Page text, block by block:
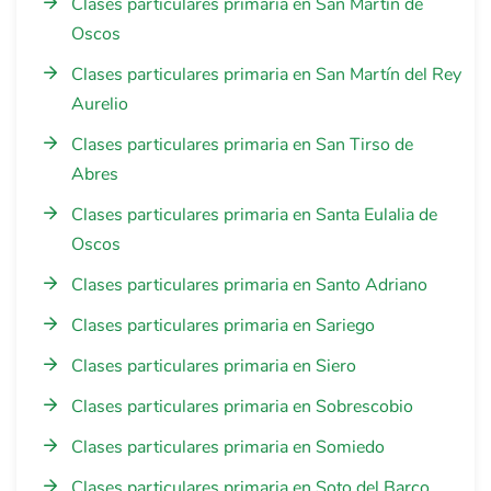
Oscos
Clases particulares primaria en San Martín del Rey
Aurelio
Clases particulares primaria en San Tirso de
Abres
Clases particulares primaria en Santa Eulalia de
Oscos
Clases particulares primaria en Santo Adriano
Clases particulares primaria en Sariego
Clases particulares primaria en Siero
Clases particulares primaria en Sobrescobio
Clases particulares primaria en Somiedo